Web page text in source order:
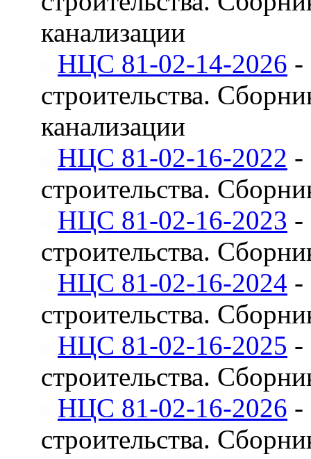
канализации
НЦС 81-02-14-2026 -
строительства.
канализации
НЦС 81-02-16-2022 -
строительства.
НЦС 81-02-16-2023 -
строительства.
НЦС 81-02-16-2024 -
строительства.
НЦС 81-02-16-2025 -
строительства.
НЦС 81-02-16-2026 -
строительства.